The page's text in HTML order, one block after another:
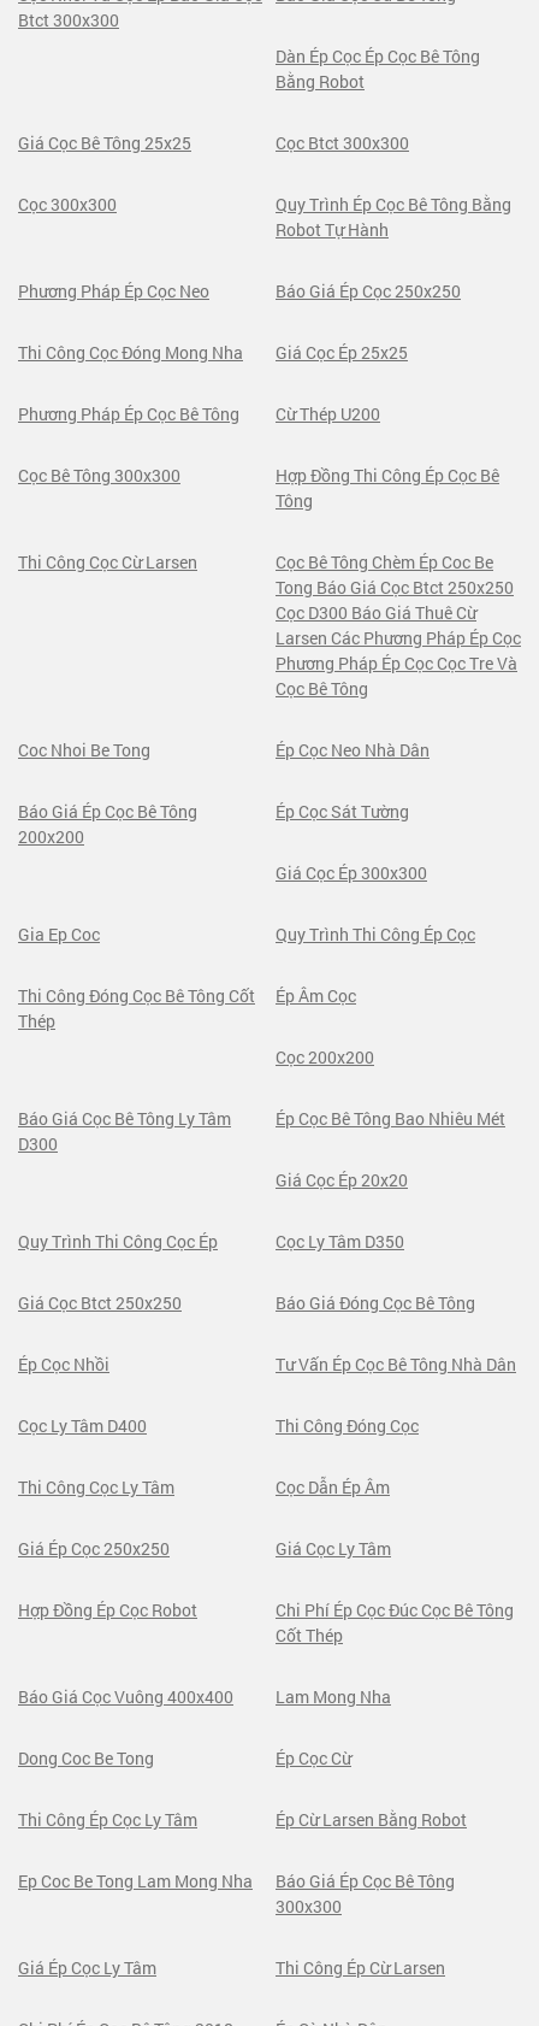
Btct 300x300
Dàn Ép Cọc Ép Cọc Bê Tông
Bằng Robot
Giá Cọc Bê Tông 25x25 Cọc Btct 300x300
Cọc 300x300
Quy Trình Ép Cọc Bê Tông Bằng
Robot Tự Hành
Phương Pháp Ép Cọc Neo Báo Giá Ép Cọc 250x250
Thi Công Cọc Đóng Mong Nha Giá Cọc Ép 25x25
Phương Pháp Ép Cọc Bê Tông Cừ Thép U200
Cọc Bê Tông 300x300
Hợp Đồng Thi Công Ép Cọc Bê
Tông
Thi Công Cọc Cừ Larsen
Cọc Bê Tông Chèm Ép Coc Be
Tong Báo Giá Cọc Btct 250x250
Cọc D300 Báo Giá Thuê Cừ
Larsen Các Phương Pháp Ép Cọc
Phương Pháp Ép Cọc Cọc Tre Và
Cọc Bê Tông
Coc Nhoi Be Tong Ép Cọc Neo Nhà Dân
Báo Giá Ép Cọc Bê Tông
200x200
Ép Cọc Sát Tường
Giá Cọc Ép 300x300
Gia Ep Coc Quy Trình Thi Công Ép Cọc
Thi Công Đóng Cọc Bê Tông Cốt
Thép
Ép Âm Cọc
Cọc 200x200
Báo Giá Cọc Bê Tông Ly Tâm
D300
Ép Cọc Bê Tông Bao Nhiêu Mét
Giá Cọc Ép 20x20
Quy Trình Thi Công Cọc Ép Cọc Ly Tâm D350
Giá Cọc Btct 250x250 Báo Giá Đóng Cọc Bê Tông
Ép Cọc Nhồi Tư Vấn Ép Cọc Bê Tông Nhà Dân
Cọc Ly Tâm D400 Thi Công Đóng Cọc
Thi Công Cọc Ly Tâm Cọc Dẫn Ép Âm
Giá Ép Cọc 250x250 Giá Cọc Ly Tâm
Hợp Đồng Ép Cọc Robot
Chi Phí Ép Cọc Đúc Cọc Bê Tông
Cốt Thép
Báo Giá Cọc Vuông 400x400 Lam Mong Nha
Dong Coc Be Tong Ép Cọc Cừ
Thi Công Ép Cọc Ly Tâm Ép Cừ Larsen Bằng Robot
Ep Coc Be Tong Lam Mong Nha
Báo Giá Ép Cọc Bê Tông
300x300
Giá Ép Cọc Ly Tâm Thi Công Ép Cừ Larsen